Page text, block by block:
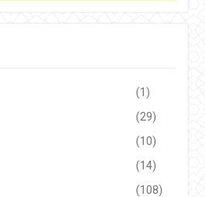
(1)
(29)
(10)
(14)
(108)